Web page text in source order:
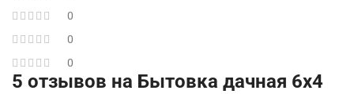
0
0
0
5 отзывов на Бытовка дачная 6х4